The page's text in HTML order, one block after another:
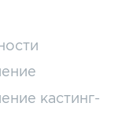
кастинг-